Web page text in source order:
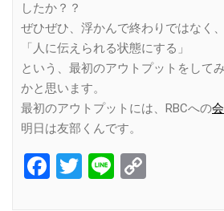
したか？？
ぜひぜひ、浮かんで終わりではなく、
「人に伝えられる状態にする」
という、最初のアウトプットをして
かと思います。
最初のアウトプットには、RBCへの
明日は友部くんです。
Facebook
Twitter
Line